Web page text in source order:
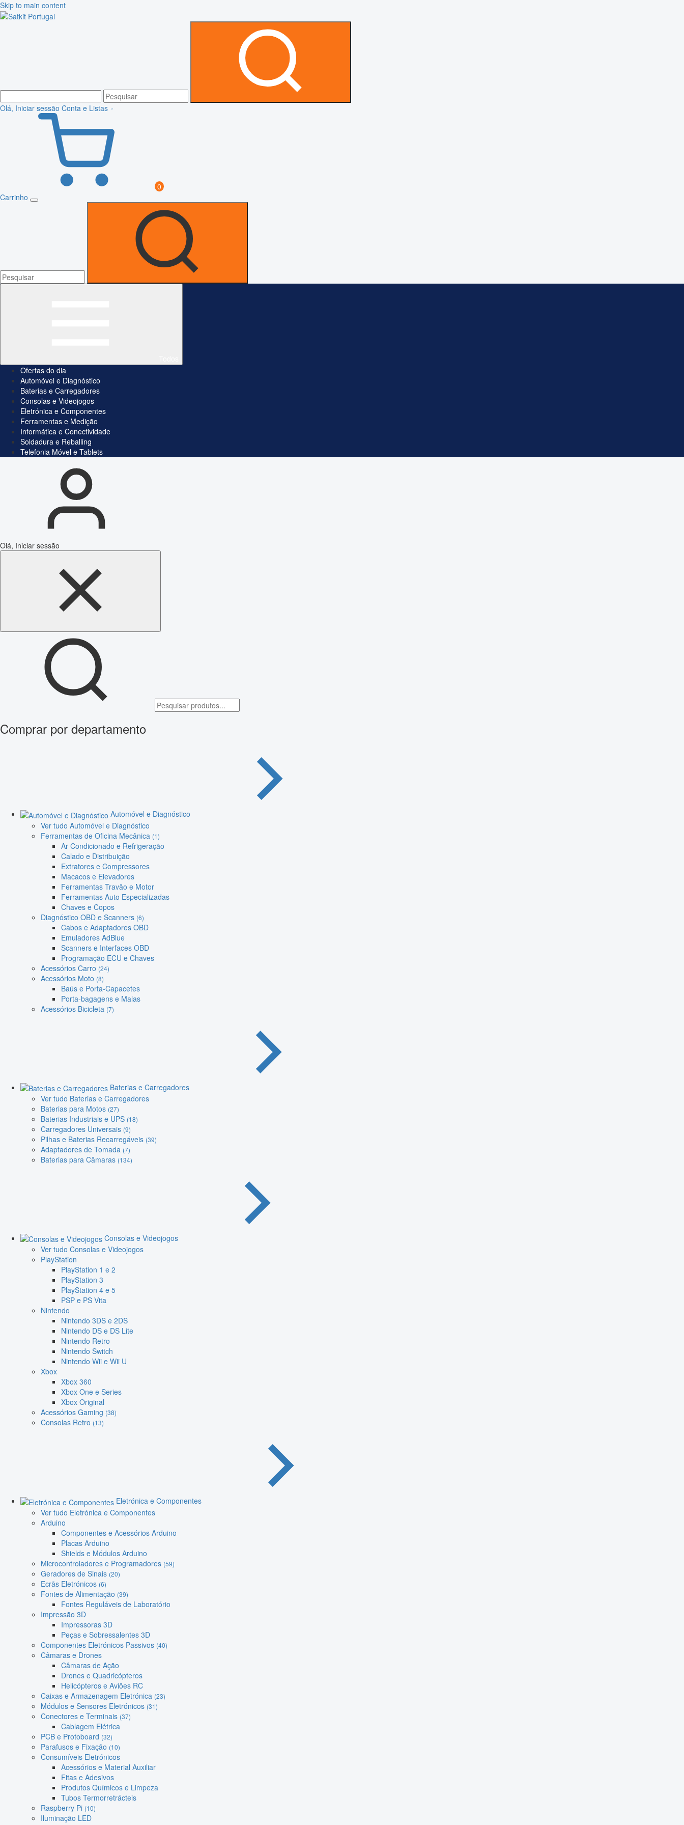
Skip to main content
Olá, Iniciar sessão Conta e Listas
0
Carrinho
Ofertas do dia
Automóvel e Diagnóstico
Baterias e Carregadores
Consolas e Videojogos
Eletrónica e Componentes
Ferramentas e Medição
Informática e Conectividade
Soldadura e Reballing
Telefonia Móvel e Tablets
Olá, Iniciar sessão
Comprar por departamento
Automóvel e Diagnóstico
Ver tudo Automóvel e Diagnóstico
Ferramentas de Oficina Mecânica (1)
Ar Condicionado e Refrigeração
Calado e Distribuição
Extratores e Compressores
Macacos e Elevadores
Ferramentas Travão e Motor
Ferramentas Auto Especializadas
Chaves e Copos
Diagnóstico OBD e Scanners (6)
Cabos e Adaptadores OBD
Emuladores AdBlue
Scanners e Interfaces OBD
Programação ECU e Chaves
Acessórios Carro (24)
Acessórios Moto (8)
Baús e Porta-Capacetes
Porta-bagagens e Malas
Acessórios Bicicleta (7)
Baterias e Carregadores
Ver tudo Baterias e Carregadores
Baterias para Motos (27)
Baterias Industriais e UPS (18)
Carregadores Universais (9)
Pilhas e Baterias Recarregáveis (39)
Adaptadores de Tomada (7)
Baterias para Câmaras (134)
Consolas e Videojogos
Ver tudo Consolas e Videojogos
PlayStation
PlayStation 1 e 2
PlayStation 3
PlayStation 4 e 5
PSP e PS Vita
Nintendo
Nintendo 3DS e 2DS
Nintendo DS e DS Lite
Nintendo Retro
Nintendo Switch
Nintendo Wii e Wii U
Xbox
Xbox 360
Xbox One e Series
Xbox Original
Acessórios Gaming (38)
Consolas Retro (13)
Eletrónica e Componentes
Ver tudo Eletrónica e Componentes
Arduino
Componentes e Acessórios Arduino
Placas Arduino
Shields e Módulos Arduino
Microcontroladores e Programadores (59)
Geradores de Sinais (20)
Ecrãs Eletrónicos (6)
Fontes de Alimentação (39)
Fontes Reguláveis de Laboratório
Impressão 3D
Impressoras 3D
Peças e Sobressalentes 3D
Componentes Eletrónicos Passivos (40)
Câmaras e Drones
Câmaras de Ação
Drones e Quadricópteros
Helicópteros e Aviões RC
Caixas e Armazenagem Eletrónica (23)
Módulos e Sensores Eletrónicos (31)
Conectores e Terminais (37)
Cablagem Elétrica
PCB e Protoboard (32)
Parafusos e Fixação (10)
Consumíveis Eletrónicos
Acessórios e Material Auxiliar
Fitas e Adesivos
Produtos Químicos e Limpeza
Tubos Termorretrácteis
Raspberry Pi (10)
Iluminação LED